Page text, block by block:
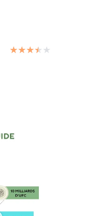
★★★★★
★★★★★